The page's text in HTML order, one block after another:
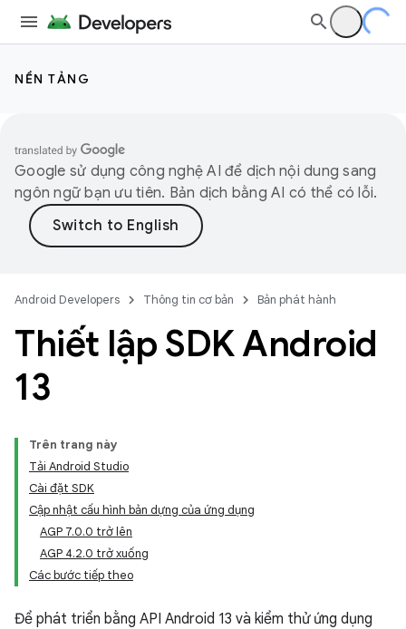
NỀN TẢNG
Google sử dụng công nghệ AI để dịch nội dung sang
ngôn ngữ bạn ưu tiên. Bản dịch bằng AI có thể có lỗi.
Android Developers Thông tin cơ bản Bản phát hành
Thiết lập SDK Android
13
Trên trang này
Tải Android Studio
Cài đặt SDK
Cập nhật cấu hình bản dựng của ứng dụng
AGP 7.0.0 trở lên
AGP 4.2.0 trở xuống
Các bước tiếp theo
Để phát triển bằng API Android 13 và kiểm thử ứng dụng